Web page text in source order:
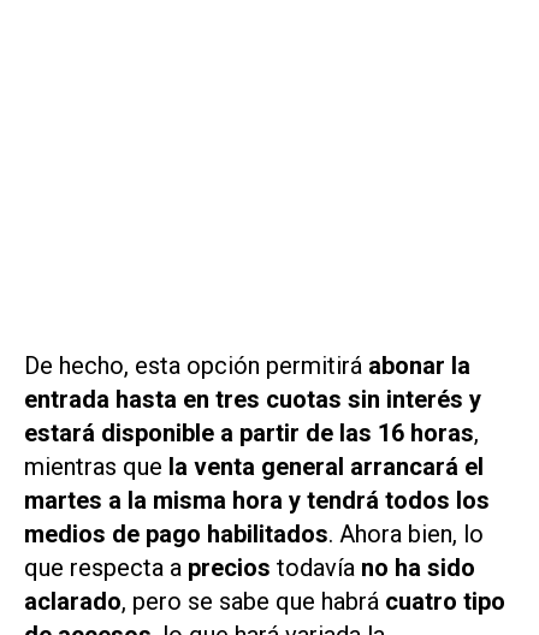
De hecho, esta opción permitirá abonar la
entrada hasta en tres cuotas sin interés y
estará disponible a partir de las 16 horas,
mientras que la venta general arrancará el
martes a la misma hora y tendrá todos los
medios de pago habilitados. Ahora bien, lo
que respecta a precios todavía no ha sido
aclarado, pero se sabe que habrá cuatro tipo